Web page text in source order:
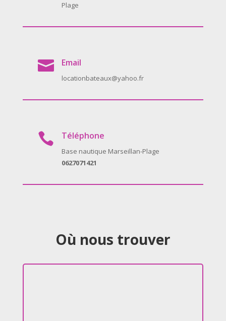
Plage
 Email
locationbateaux@yahoo.fr
 Téléphone
Base nautique Marseillan-Plage
0627071421
Où nous trouver